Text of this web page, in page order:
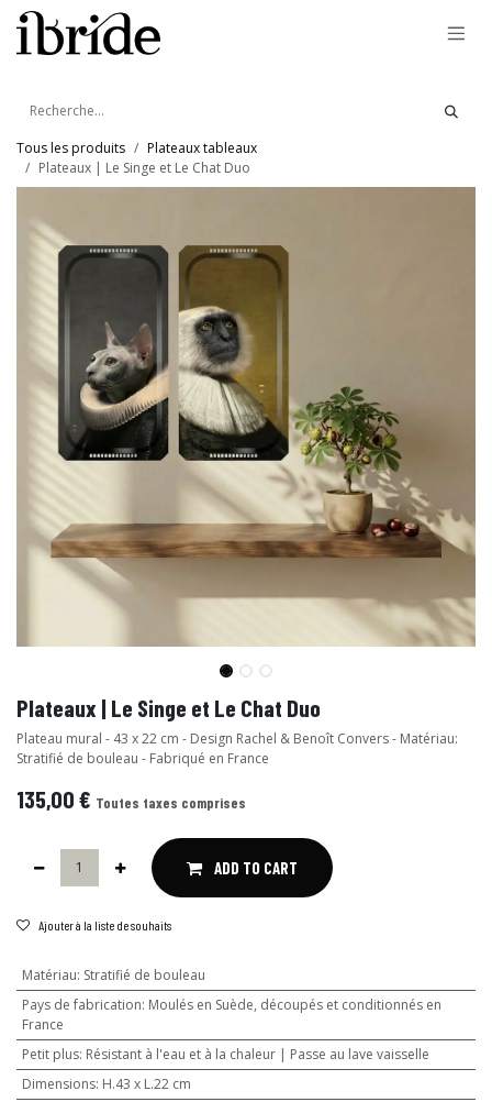
Se rendre au contenu
Tous les produits
Plateaux tableaux
Plateaux | Le Singe et Le Chat Duo
Plateaux | Le Singe et Le Chat Duo
Plateau mural - 43 x 22 cm - Design Rachel & Benoît Convers - Matériau:
Stratifié de bouleau - Fabriqué en France
135,00€ Toutes taxes comprises
ADD TO CART
Ajouter à la liste de souhaits
Matériau: Stratifié de bouleau
Pays de fabrication: Moulés en Suède, découpés et conditionnés en
France
Petit plus: Résistant à l'eau et à la chaleur | Passe au lave vaisselle
Dimensions: H.43 x L.22 cm